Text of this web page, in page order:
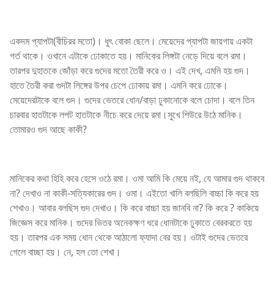
একদম প্যাপটা(বীচিরর মতো)। ধুৎ বোকা ছেলে। মেয়েদের প্যাপটা জায়গায় একটা
গর্ত থাকে। ওখানে এটাকে ঢোকাতে হয়। মানিকের লিঙ্গটা নেড়ে দিয়ে বলে রমা।
তারপর দুহাতকে জোঁড়া করে গুদের মতো তৈরী করে ও। এই দেখ, এমনি হয় গুদ।
হাতে তৈরী করা গুদটা লিঙ্গের উপর চেপে ঢোকায় রমা। এমনি করে ঢোকে।
মেয়েদেরটাকে বলে গুদ। গুদের ভেতরে ধোন/বাড়া ঢুকানোকে বলে চোদা। বলে তিন
চারবার হাতটাকে লপট হাতটাকে নীচে করে দেয়ে রমা।সুখে শিউরে উঠে মানিক।
তোমারও গুদ আছে কাকী?
মানিকের কথা হিহি করে হেসে ওঠে রমা। ওমা আমি কি মেয়ে নই, যে আমার গুদ থাকবে
না? দেখাও না কাকী-সত্যিকারের গুদ। ওমা। এইতো খালি বলছিলি বাচ্চা কি করে হয়
শেখাও। আবার বলছিস গুদ দেখাও। কি করে বাচ্চা হয় জানবি না? কি করে ? কাকিয়ে
জিজ্ঞেস করে মানিক। গুদের ভিতর অনেকক্ষণ ধরে ধোনটাকে ঢুকাতে বেরকরতে হয়
হয়। তারপর এক সময় ধোন থেকে আঠালো ফ্যাদা বের হয়। ওটাই গুদের ভেতরে
গেলে বাচ্ছা হয়। নে, হল তো শেখা।